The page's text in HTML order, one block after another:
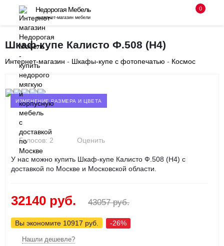
Недорогая Мебель
интернет-магазин мебели
8 (495) 255-08-94
с 10-00 до 18-00 без выходных
Заказать звонок
0
Шкаф-купе Калисто Ф.508 (Н4)
Интернет-магазин - Шкафы-купе с фотопечатью - Космос
‹ИЗМЕНЕНИЕ РАЗМЕРА И ЦВЕТА
Голосов: 2 Оценить
У нас можно купить Шкаф-купе Калисто Ф.508 (Н4) с
доставкой по Москве и Московской области.
32140 руб. 43057 руб.
Вы экономите 10917 руб. -26%
Нашли дешевле?